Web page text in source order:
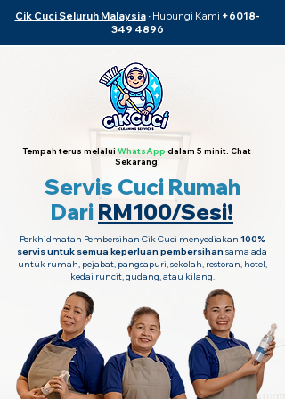
Cik Cuci Seluruh Malaysia· Hubungi Kami +6018-
349 4896
Tempah terus melalui WhatsApp dalam 5 minit. Chat
Sekarang!
Servis Cuci Rumah
Dari RM100/Sesi!
Perkhidmatan Pembersihan Cik Cuci menyediakan 100%
servis untuk semua keperluan pembersihan sama ada
untuk rumah, pejabat, pangsapuri, sekolah, restoran, hotel,
kedai runcit, gudang, atau kilang.